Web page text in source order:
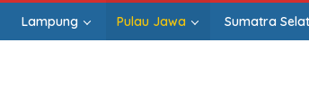
Lampung Pulau Jawa Sumatra